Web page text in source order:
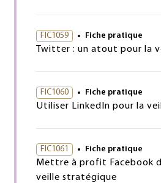
FIC1059 Fiche pratique
Twitter : un atout pour la
FIC1060 Fiche pratique
Utiliser LinkedIn pour la
FIC1061 Fiche pratique
Mettre à profit Facebook
veille stratégique